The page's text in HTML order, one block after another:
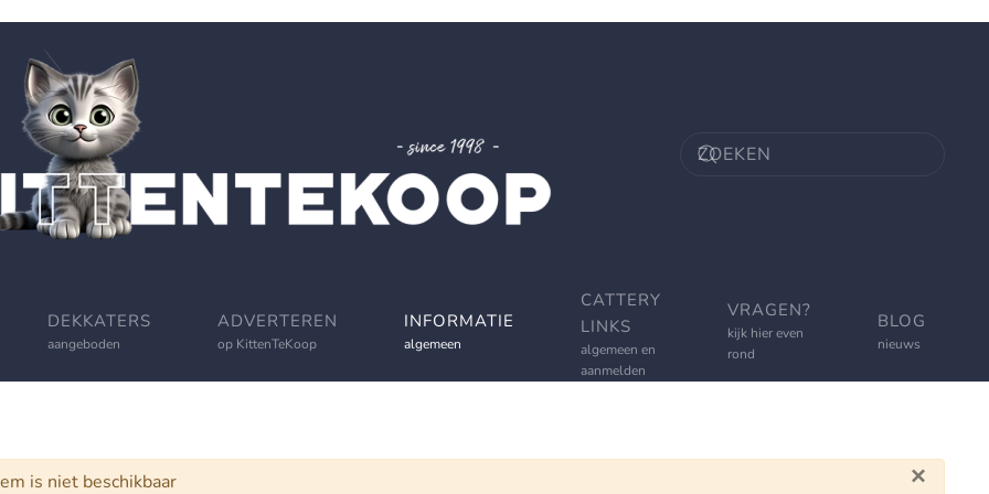
DEKKATERS
aangeboden
ADVERTEREN
op KittenTeKoop
INFORMATIE
algemeen
CATTERY
LINKS
algemeen en
aanmelden
VRAGEN?
kijk hier even
rond
BLOG
nieuws
×
is niet beschikbaar